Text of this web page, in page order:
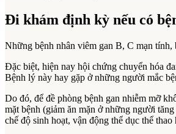
Đi khám định kỳ nếu có
Những bệnh nhân viêm gan B, C mạn tính,
Đặc biệt, hiện nay hội chứng chuyển hóa
Bệnh lý này hay gặp ở những người mắc
Do đó, để đề phòng bệnh gan nhiễm mỡ
mặt bệnh (giảm ăn mặn ở những người
chế độ sinh hoạt, vận động thể dục thể